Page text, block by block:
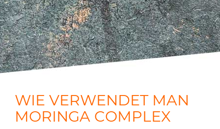
WIE VERWENDET MAN
MORINGA COMPLEX